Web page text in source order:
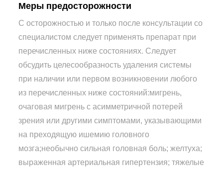
Меры предосторожности
С осторожностью и только после консультации со
специалистом следует применять препарат при
перечисленных ниже состояниях. Следует
обсудить целесообразность удаления системы
при наличии или первом возникновении любого
из перечисленных ниже состояний:мигрень,
очаговая мигрень с асимметричной потерей
зрения или другими симптомами, указывающими
на преходящую ишемию головного
мозга;необычно сильная головная боль; желтуха;
выраженная артериальная гипертензия; тяжелые